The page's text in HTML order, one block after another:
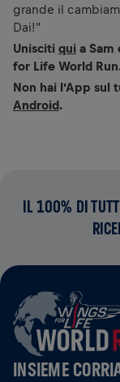
grande il
Dai!"
Unisciti qui a Sam
for Life World
Non hai l’App sul
Android.
IL 100% DI
INSIEME